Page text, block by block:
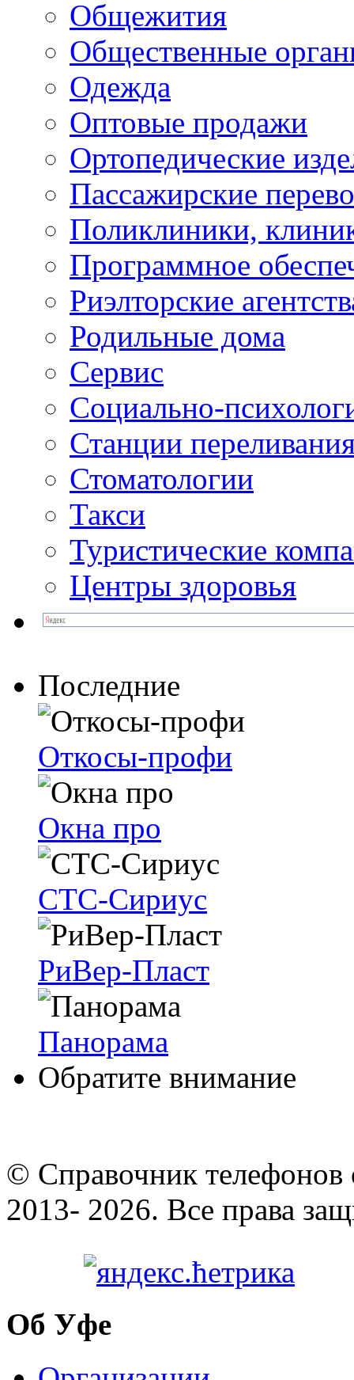
Общежития
Общественные
Одежда
Оптовые продажи
Ортопедические
Пассажирские
Поликлиники,
Программное
Риэлторские
Родильные дома
Сервис
Социально-
Станции
Стоматологии
Такси
Туристические
Центры здоровья
Последние
Откосы-профи
Окна про
СТС-Сириус
РиВер-Пласт
Панорама
Обратите внимание
© Cправочник телефонов
2013- 2026. Все права
Об Уфе